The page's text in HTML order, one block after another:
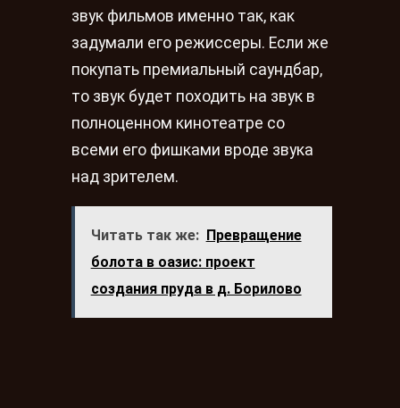
звук фильмов именно так, как
задумали его режиссеры. Если же
покупать премиальный саундбар,
то звук будет походить на звук в
полноценном кинотеатре со
всеми его фишками вроде звука
над зрителем.
Читать так же:
Превращение
болота в оазис: проект
создания пруда в д. Борилово